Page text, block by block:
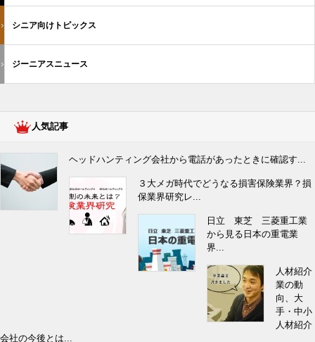
シニア向けトピックス
ジーニアスニュース
人気記事
ヘッドハンティング会社から電話があったときに確認す...
３大メガ時代でどうなる損害保険業界？損
保業界研究レ...
日立 東芝 三菱重工業
から見る日本の重電業
界...
人材紹介
業の動
向、大
手・中小
人材紹介
会社の今後とは...